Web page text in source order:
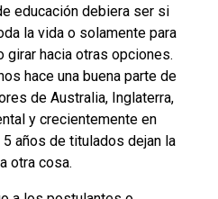
educación debiera ser si
la vida o solamente para
girar hacia otras opciones.
hace una buena parte de
de Australia, Inglaterra,
y crecientemente en
5 años de titulados dejan la
otra cosa.